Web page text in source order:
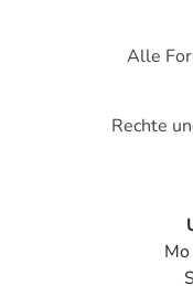
Alle
Rechte